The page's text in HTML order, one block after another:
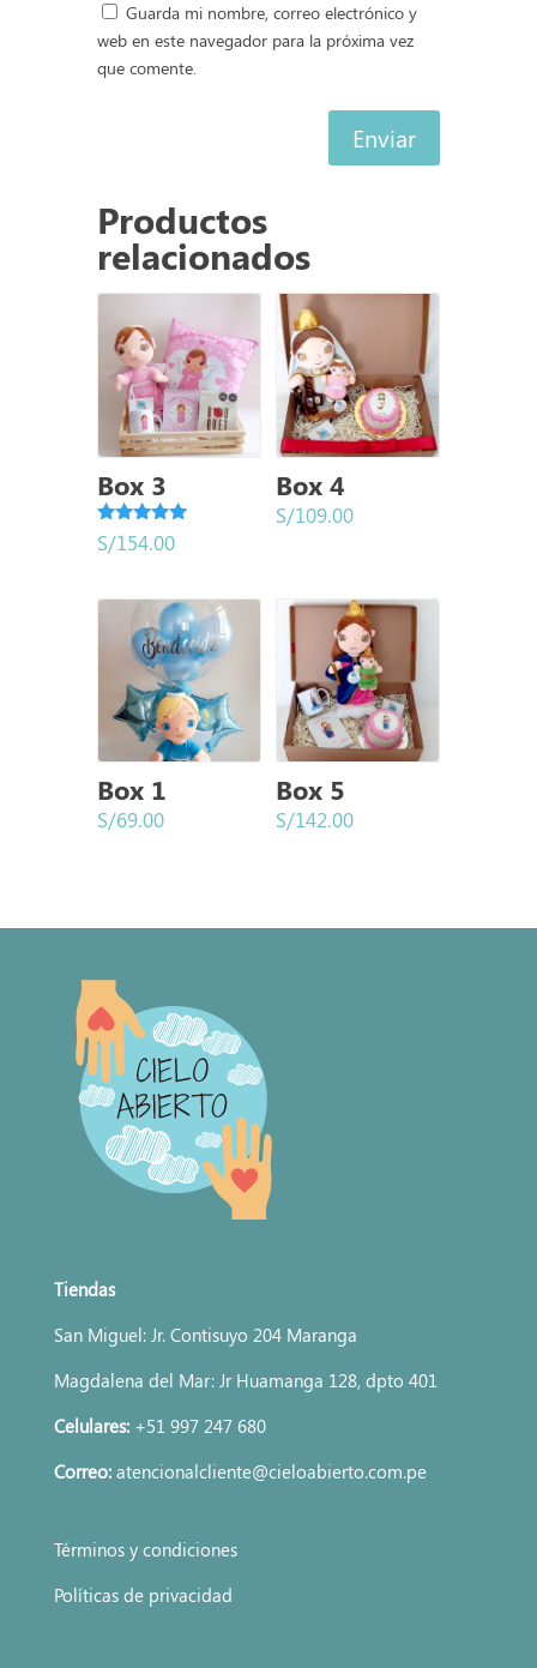
Guarda mi nombre, correo electrónico y
web en este navegador para la próxima vez
que comente.
Enviar
Productos
relacionados
Box 3
Valorado
con
S/154.00
Box 4
S/109.00
Box 1
S/69.00
Box 5
S/142.00
Tiendas
San Miguel: Jr. Contisuyo 204 Maranga
Magdalena del Mar: Jr Huamanga 128, dpto 401
Celulares:+51 997 247 680
Correo:atencionalcliente@cieloabierto.com.pe
Términos y condiciones
Políticas de privacidad